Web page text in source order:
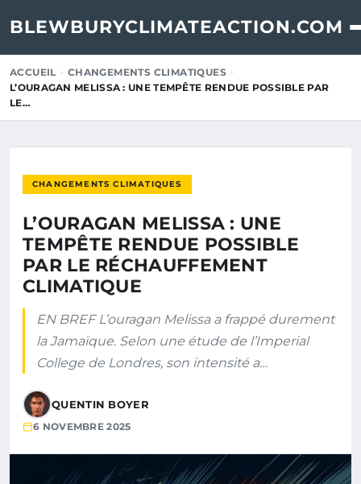
BLEWBURYCLIMATEACTION.COM
ACCUEIL
CHANGEMENTS CLIMATIQUES
L’OURAGAN MELISSA : UNE TEMPÊTE RENDUE POSSIBLE PAR
LE…
CHANGEMENTS CLIMATIQUES
L’OURAGAN MELISSA : UNE
TEMPÊTE RENDUE POSSIBLE
PAR LE RÉCHAUFFEMENT
CLIMATIQUE
EN BREF L’ouragan Melissa a frappé durement
la Jamaïque. Selon une étude de l’Imperial
College de Londres, son intensité a…
QUENTIN BOYER
6 NOVEMBRE 2025